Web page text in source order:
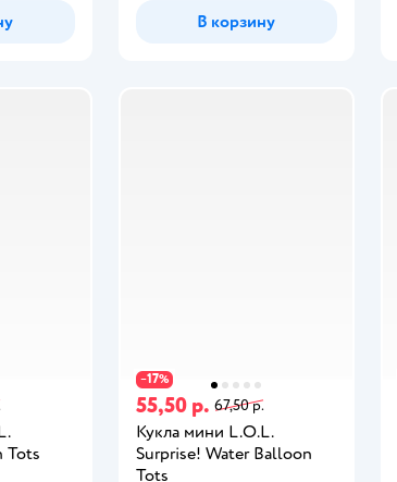
В корзину
Tots
−17%
55,50 р. 67,50 р.
Кукла мини L.O.L.
Surprise! Water Balloon
Tots